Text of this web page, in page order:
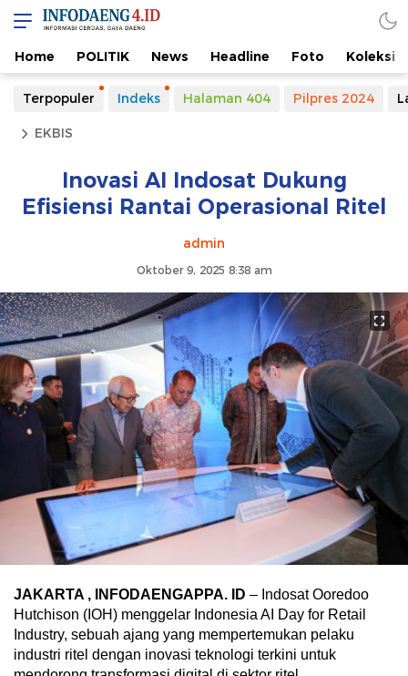
Home POLITIK News Headline Foto Koleksi
Terpopuler Indeks Halaman 404 Pilpres 2024
EKBIS
Inovasi AI Indosat Dukung
Efisiensi Rantai Operasional Ritel
admin
Oktober 9, 2025 8:38 am
JAKARTA , INFODAENGAPPA. ID – Indosat Ooredoo
Hutchison (IOH) menggelar Indonesia AI Day for Retail
Industry, sebuah ajang yang mempertemukan pelaku
industri ritel dengan inovasi teknologi terkini untuk